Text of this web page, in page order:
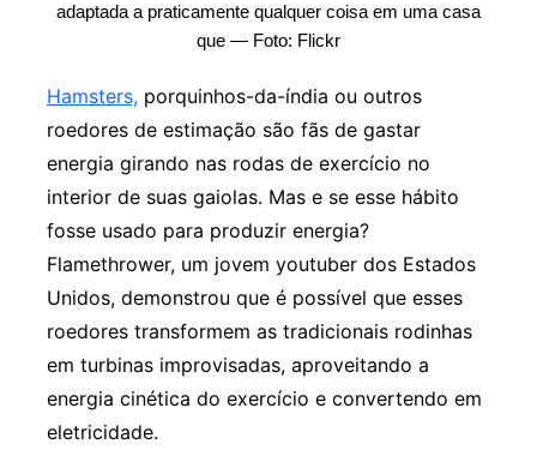
adaptada a praticamente qualquer coisa em uma casa
que — Foto: Flickr
Hamsters,porquinhos-da-índia ou outros
roedores de estimação são fãs de gastar
energia girando nas rodas de exercício no
interior de suas gaiolas. Mas e se esse hábito
fosse usado para produzir energia?
Flamethrower, um jovem youtuber dos Estados
Unidos, demonstrou que é possível que esses
roedores transformem as tradicionais rodinhas
em turbinas improvisadas, aproveitando a
energia cinética do exercício e convertendo em
eletricidade.